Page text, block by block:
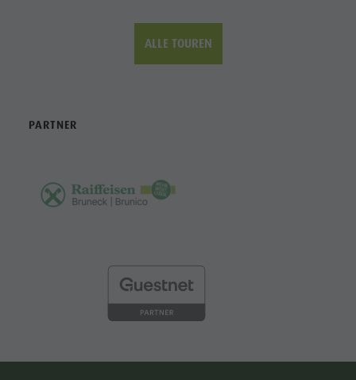
ALLE TOUREN
PARTNER